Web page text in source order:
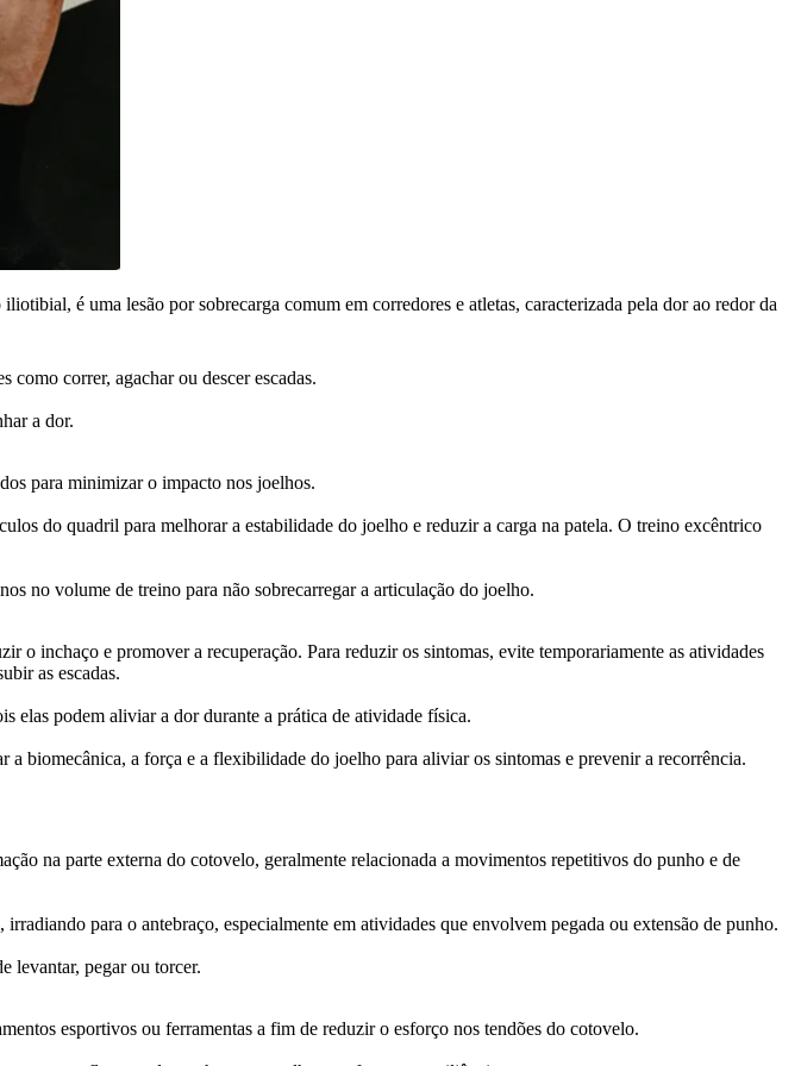
é uma lesão por sobrecarga comum em corredores e atletas, caracterizada pela dor ao redor da
como correr, agachar ou descer escadas.
a dor.
para minimizar o impacto nos joelhos.
do quadril para melhorar a estabilidade do joelho e reduzir a carga na patela. O treino excêntrico
no volume de treino para não sobrecarregar a articulação do joelho.
o inchaço e promover a recuperação. Para reduzir os sintomas, evite temporariamente as atividades
as escadas.
elas podem aliviar a dor durante a prática de atividade física.
biomecânica, a força e a flexibilidade do joelho para aliviar os sintomas e prevenir a recorrência.
na parte externa do cotovelo, geralmente relacionada a movimentos repetitivos do punho e de
para o antebraço, especialmente em atividades que envolvem pegada ou extensão de punho.
levantar, pegar ou torcer.
esportivos ou ferramentas a fim de reduzir o esforço nos tendões do cotovelo.